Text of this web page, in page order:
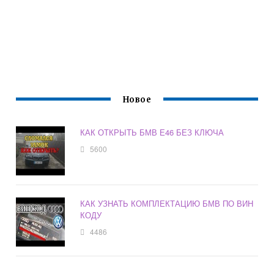
Новое
КАК ОТКРЫТЬ БМВ Е46 БЕЗ КЛЮЧА
5600
КАК УЗНАТЬ КОМПЛЕКТАЦИЮ БМВ ПО ВИН
КОДУ
4486